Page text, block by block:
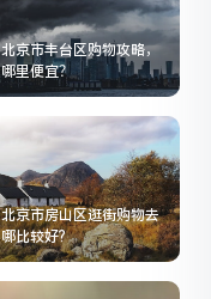
北京市丰台区购物攻略，
哪里便宜？
北京市房山区逛街购物去
哪比较好?